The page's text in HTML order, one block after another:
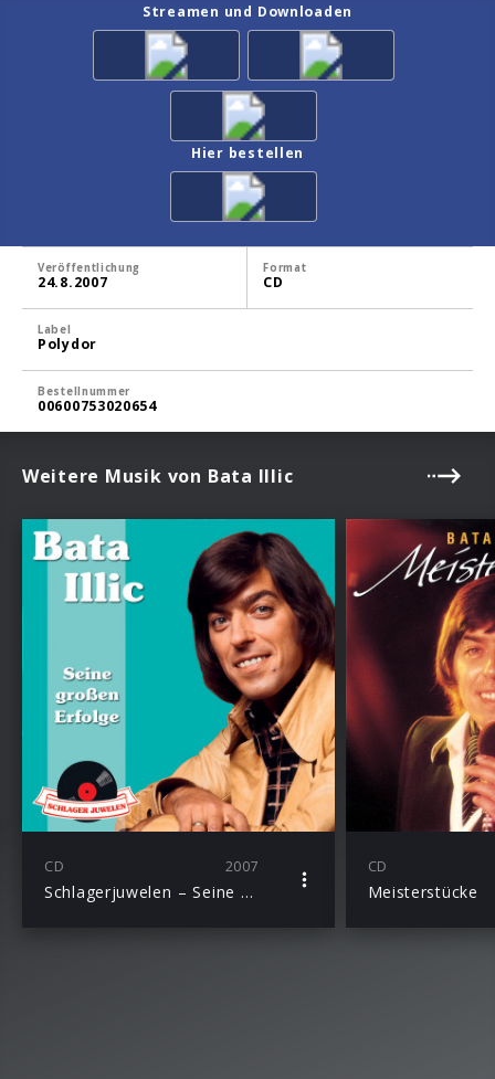
Streamen und Downloaden
Hier bestellen
Veröffentlichung
24.8.2007
Format
CD
Label
Polydor
Bestellnummer
00600753020654
Weitere Musik von Bata Illic
CD 2007
Schlagerjuwelen – Seine großen Erfolge
CD
Meisterstücke